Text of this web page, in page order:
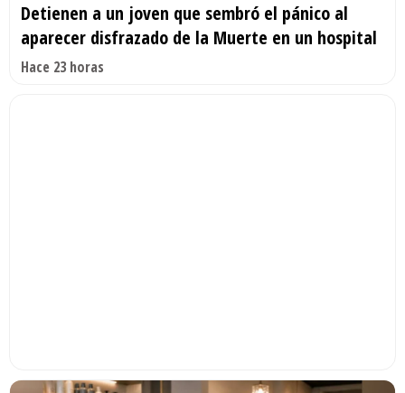
Detienen a un joven que sembró el pánico al
aparecer disfrazado de la Muerte en un hospital
Hace 23 horas